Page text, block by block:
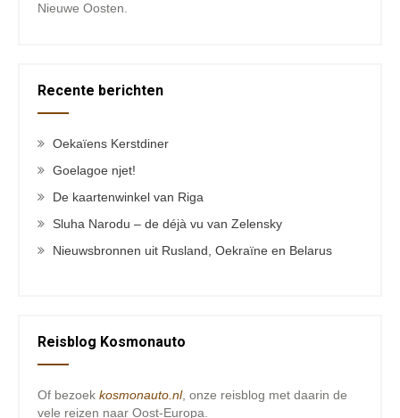
Nieuwe Oosten.
Recente berichten
Oekaïens Kerstdiner
Goelagoe njet!
De kaartenwinkel van Riga
Sluha Narodu – de déjà vu van Zelensky
Nieuwsbronnen uit Rusland, Oekraïne en Belarus
Reisblog Kosmonauto
Of bezoek kosmonauto.nl, onze reisblog met daarin de
vele reizen naar Oost-Europa.